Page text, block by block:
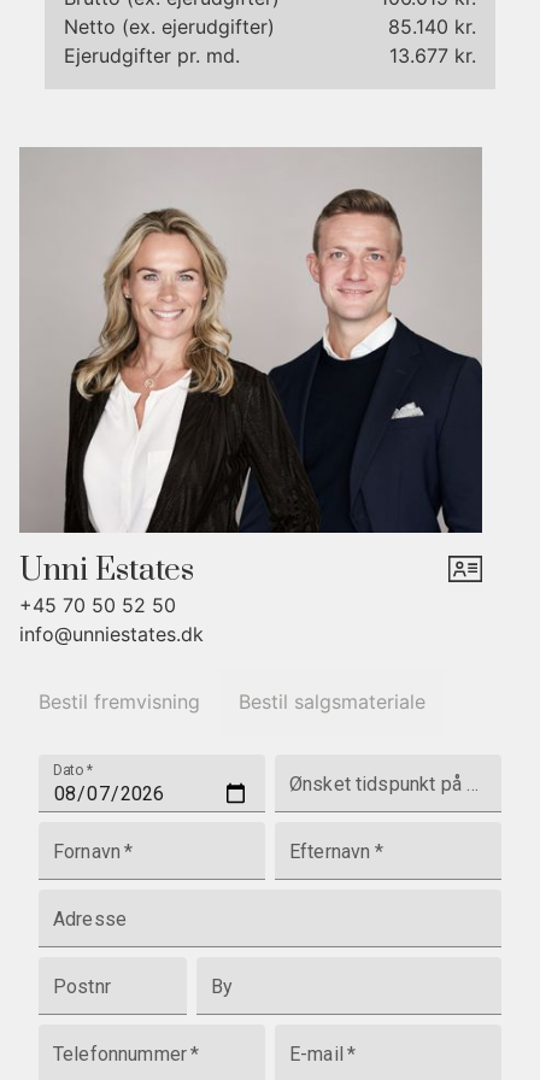
direkte ved haven og tage gæster med ind mod byen.
Det skaber en helt særlig ramme om sommerens
Netto (ex. ejerudgifter)
85.140 kr.
Ejerudgifter pr. md.
13.677 kr.
Unni Estates
+45 70 50 52 50
info@unniestates.dk
Bestil fremvisning Bestil salgsmateriale
Dato *
Ønsket tidspunkt på dagen
Fornavn * Efternavn *
Adresse
Postnr By
Telefonnummer* E-mail *